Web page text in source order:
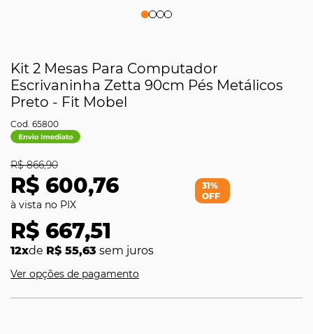
Kit 2 Mesas Para Computador
Escrivaninha Zetta 90cm Pés Metálicos
Preto - Fit Mobel
65800
R$ 600,76
R$ 866,90
R$ 667,51
12xde R$ 55,63 sem juros
31%
OFF
Ver opções de pagamento